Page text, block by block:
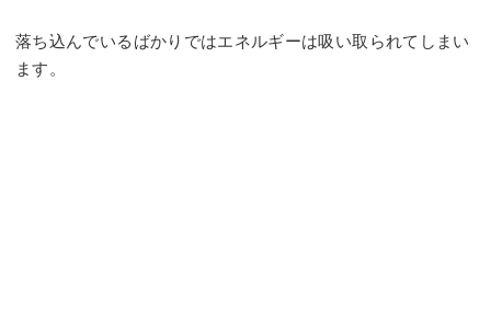
落ち込んでいるばかりではエネルギーは吸い取られてしまい
ます。